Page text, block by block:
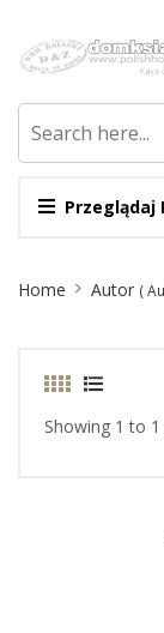
Przeglądaj
Home Autor (
Showing 1 to